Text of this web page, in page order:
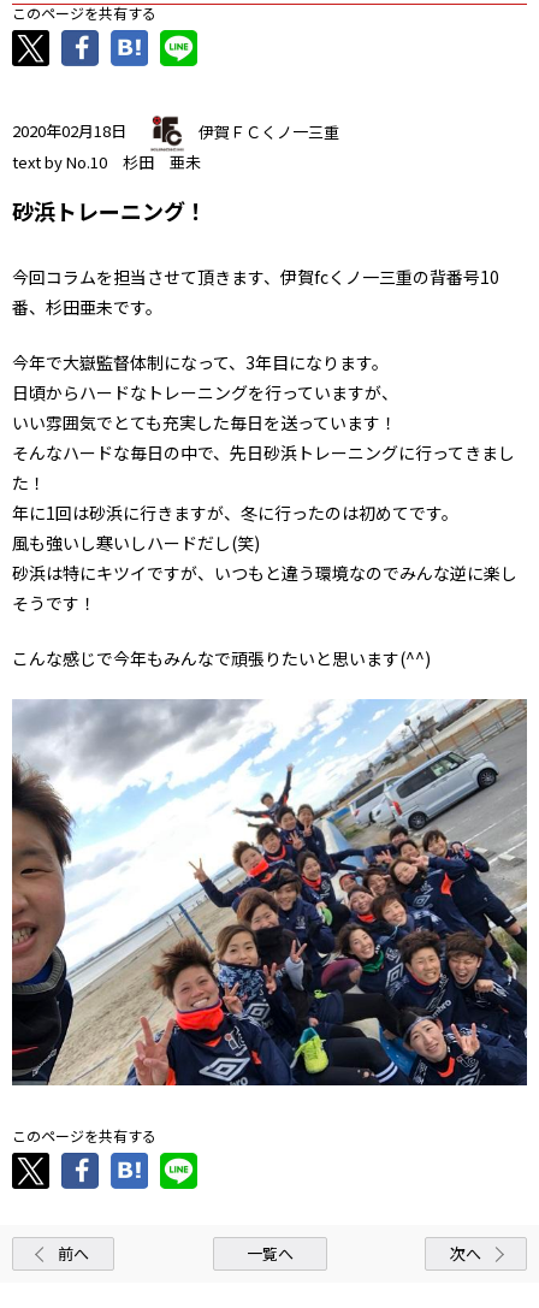
このページを共有する
2020年02月18日
伊賀ＦＣくノ一三重
text by No.10 杉田 亜未
砂浜トレーニング！
今回コラムを担当させて頂きます、伊賀fcくノ一三重の背番号10
番、杉田亜未です。
今年で大嶽監督体制になって、3年目になります。
日頃からハードなトレーニングを行っていますが、
いい雰囲気でとても充実した毎日を送っています！
そんなハードな毎日の中で、先日砂浜トレーニングに行ってきまし
た！
年に1回は砂浜に行きますが、冬に行ったのは初めてです。
風も強いし寒いしハードだし(笑)
砂浜は特にキツイですが、いつもと違う環境なのでみんな逆に楽し
そうです！
こんな感じで今年もみんなで頑張りたいと思います(^^)
このページを共有する
前へ 一覧へ 次へ